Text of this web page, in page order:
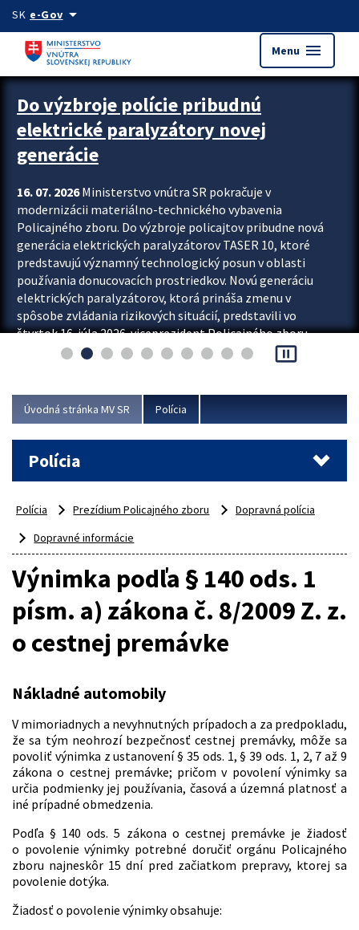
Preskocit na hlavný obsah
SK e-Govarrow_drop_down
Menu menu
Zastavit automatický posun upútavok
Do výzbroje polície pribudnú
elektrické paralyzátory novej
generácie
16. 07. 2026Ministerstvo vnútra SR pokračuje v
modernizácii materiálno-technického vybavenia
Policajného zboru. Do výzbroje policajtov pribudne nová
generácia elektrických paralyzátorov TASER 10, ktoré
predstavujú významný technologický posun v oblasti
používania donucovacích prostriedkov. Novú generáciu
elektrických paralyzátorov, ktorá prináša zmenu v
spôsobe zvládania rizikových situácií, predstavili vo
štvrtok 16. júla 2026 viceprezident Policajného zboru
Rastislav Polakovič a riaditeľ odboru výcviku...
pause_presentation
Úvodná stránka MV SR Polícia
Polícia
Polícia Prezídium Policajného zboru
Dopravná polícia
Dopravné informácie
Výnimka podľa § 140 ods. 1
písm. a) zákona č. 8/2009 Z. z.
o cestnej premávke
Nákladné automobily
V mimoriadnych a nevyhnutných prípadoch a za predpokladu,
že sa tým neohrozí bezpečnosť cestnej premávky, môže sa
povoliť výnimka z ustanovení § 35 ods. 1, § 39 ods. 1, 2, 7 až 9
zákona o cestnej premávke; pričom v povolení výnimky sa
určia podmienky jej používania, časová a územná platnosť a
iné prípadné obmedzenia.
Podľa § 140 ods. 5 zákona o cestnej premávke je žiadosť
o povolenie výnimky potrebné doručiť orgánu Policajného
zboru najneskôr 15 dní pred začiatkom prepravy, ktorej sa
povolenie dotýka.
Žiadosť o povolenie výnimky obsahuje: